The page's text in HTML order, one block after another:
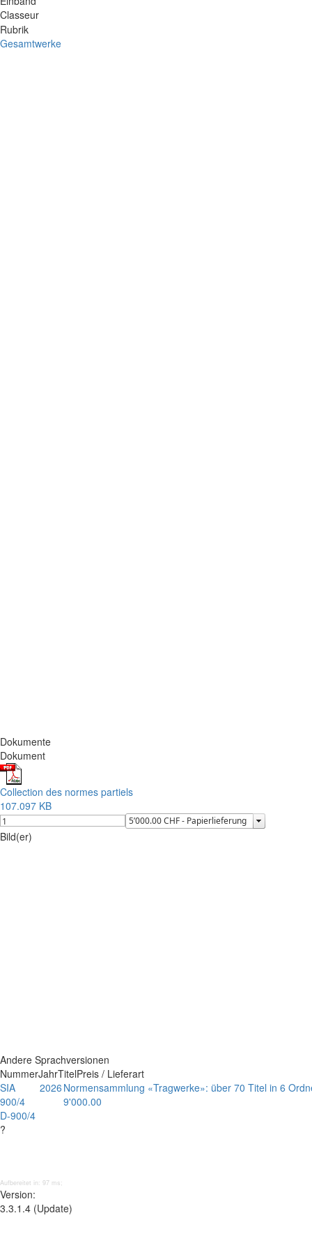
Classeur
Rubrik
Gesamtwerke
Dokumente
Dokument
Collection des normes partiels
107.097 KB
Bild(er)
Andere Sprachversionen
NummerJahrTitelPreis / Lieferart
SIA
900/4
D-900/4
?
2026 Normensammlung «Tragwerke»: über 70 Titel in 6
9'000.00
Aufbereitet in: 97 ms;
Version:
3.3.1.4 (Update)